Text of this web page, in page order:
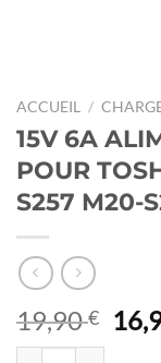
ACCUEIL /
15V 6A
POUR
S257 M20-
19,90€
Le
prix